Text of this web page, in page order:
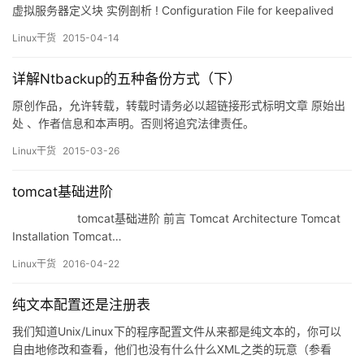
虚拟服务器定义块 实例剖析 ! Configuration File for keepalived
Linux干货 2015-04-14
详解Ntbackup的五种备份方式（下）
原创作品，允许转载，转载时请务必以超链接形式标明文章 原始出
处 、作者信息和本声明。否则将追究法律责任。
四、差异备份（Differental Backup） 差异备份是…
Linux干货 2015-03-26
tomcat基础进阶
tomcat基础进阶 前言 Tomcat Architecture Tomcat
Installation Tomcat…
Linux干货 2016-04-22
纯文本配置还是注册表
我们知道Unix/Linux下的程序配置文件从来都是纯文本的，你可以
自由地修改和查看，他们也没有什么什么XML之类的玩意（参看